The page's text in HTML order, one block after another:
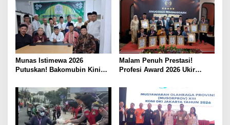
Munas Istimewa 2026
Putuskan! Bakomubin Kini
Bakomubin
Malam Penuh Prestasi!
Profesi Award 2026 Ukir